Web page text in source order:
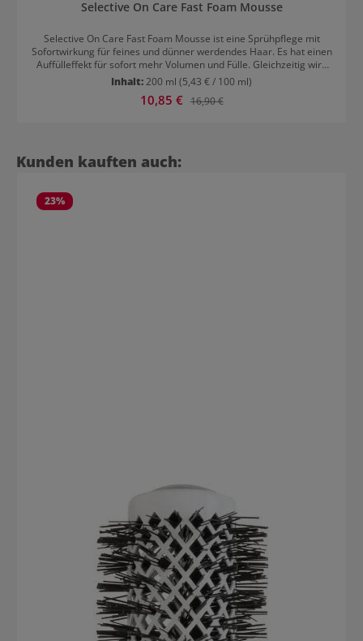
Selective On Care Fast Foam Mousse
Selective On Care Fast Foam Mousse ist eine Sprühpflege mit
Sofortwirkung für feines und dünner werdendes Haar. Es hat einen
Auffülleffekt für sofort mehr Volumen und Fülle. Gleichzeitig wird
das Haar gestärkt, elastisch und erhält mehr Dichte. Es sieht
gesund und voluminös aus und lässt sich leichter kämmen. Die
Formel enthält Leinsamen-Extrakt für Feuchtigkeit und Elastizität,
aufsprühen und frisieren. 30 Sekunden einwirken lassen und
sorgfältig mit lauwarmem Wasser ausspülen. Wie gewohnt stylen.
Inhalt:200 ml (5,43 € / 100 ml)
Verkaufspreis:
10,85 € Regulärer Preis:
16,90 €
Produktgalerie überspringen
Kunden kauften auch:
23%